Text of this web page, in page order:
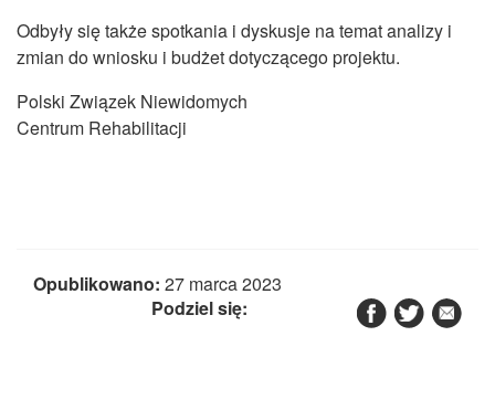
Odbyły się także spotkania i dyskusje na temat analizy i
zmian do wniosku i budżet dotyczącego projektu.
Polski Związek Niewidomych
Centrum Rehabilitacji
Opublikowano: 27 marca 2023
Podziel się: